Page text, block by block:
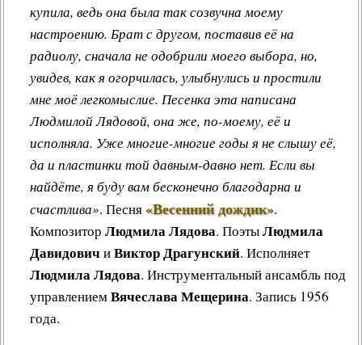
купила, ведь она была так созвучна моему
настроению. Брат с другом, поставив её на
радиолу, сначала не одобрили моего выбора, но,
увидев, как я огорчилась, улыбнулись и простили
мне моё легкомыслие. Песенка эта написана
Людмилой Лядовой, она же, по-моему, её и
исполняла. Уже многие-многие годы я не слышу её,
да и пластинки той давным-давно нет. Если вы
найдёте, я буду вам бесконечно благодарна и
счастлива». Песня«Весенний дождик».
Композитор Людмила Лядова. ПоэтыЛюдмила
Давидович иВиктор Драгунский. Исполняет
Людмила Лядова. Инструментальный ансамбль под
управлениемВячеслава Мещерина. Запись 1956
года.